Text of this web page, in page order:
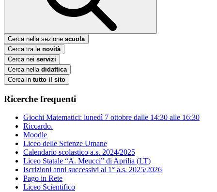
Cerca nella sezione scuola
Cerca tra le novità
Cerca nei servizi
Cerca nella didattica
Cerca in tutto il sito
Ricerche frequenti
Giochi Matematici: lunedì 7 ottobre dalle 14:30 alle 16:30
Riccardo.
Moodle
Liceo delle Scienze Umane
Calendario scolastico a.s. 2024/2025
Liceo Statale “A. Meucci” di Aprilia (LT)
Iscrizioni anni successivi al 1° a.s. 2025/2026
Pago in Rete
Liceo Scientifico